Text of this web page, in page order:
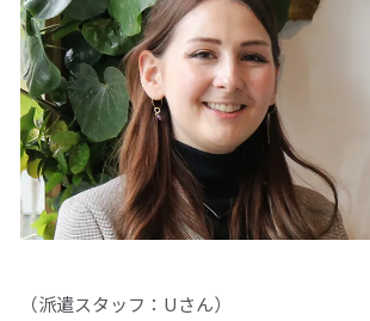
（派遣スタッフ：Uさん）